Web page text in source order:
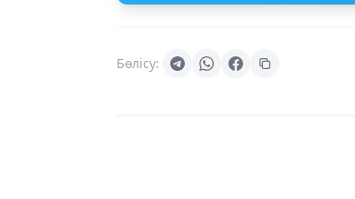
Бөлісу: